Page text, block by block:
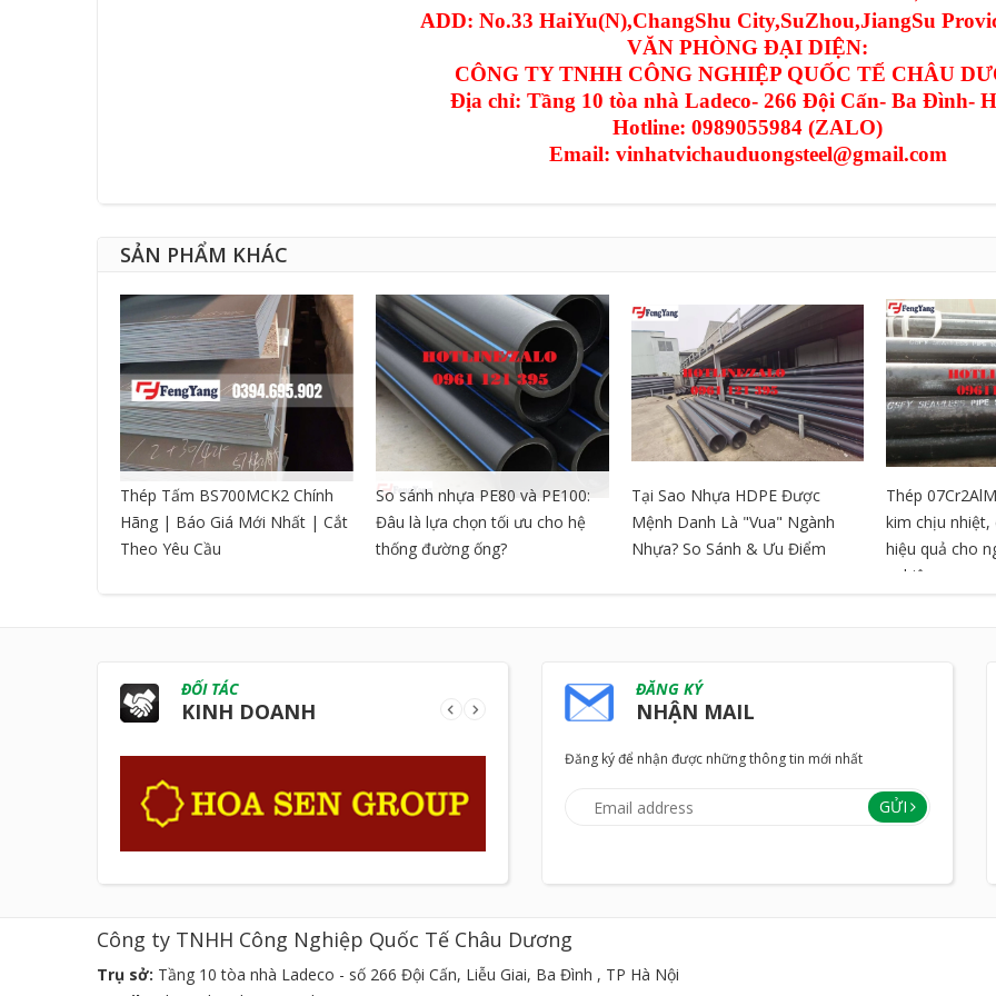
ADD: No.33 HaiYu(N),ChangShu City,SuZhou,JiangSu
VĂN PHÒNG ĐẠI DIỆN:
CÔNG TY TNHH CÔNG NGHIỆP QUỐC TẾ CHÂU
Địa chỉ: Tầng 10 tòa nhà Ladeco- 266 Đội Cấn- Ba Đình-
Hotline: 0989055984 (ZALO)
Email: vinhatvichauduongsteel@gmail.com
SẢN PHẨM KHÁC
Thép Tấm BS700MCK2 Chính
Hãng | Báo Giá Mới Nhất | Cắt
Theo Yêu Cầu
So sánh nhựa PE80 và PE100:
Đâu là lựa chọn tối ưu cho hệ
thống đường ống?
Tại Sao Nhựa HDPE Được
Mệnh Danh Là "Vua" Ngành
Nhựa? So Sánh & Ưu Điểm
Thép
kim chịu nhiệt,
hiệu quả cho
nghiệp
ĐỐI TÁC
KINH DOANH
ĐĂNG KÝ
NHẬN MAIL
Đăng ký để nhận được những thông tin mới nhất
GỬI
Công ty TNHH Công Nghiệp Quốc Tế Châu Dương
Trụ sở: Tầng 10 tòa nhà Ladeco - số 266 Đội Cấn, Liễu Giai, Ba Đình , TP Hà Nội